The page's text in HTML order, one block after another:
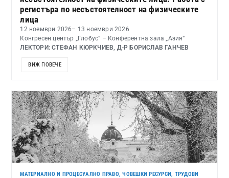
регистъра по несъстоятелност на физическите
лица
12 ноември 2026– 13 ноември 2026
Конгресен център „Глобус“ – Конферентна зала „Азия“
ЛЕКТОРИ: СТЕФАН КЮРКЧИЕВ, Д-Р БОРИСЛАВ ГАНЧЕВ
ВИЖ ПОВЕЧЕ
МАТЕРИАЛНО И ПРОЦЕСУАЛНО ПРАВО,ЧОВЕШКИ РЕСУРСИ, ТРУДОВИ